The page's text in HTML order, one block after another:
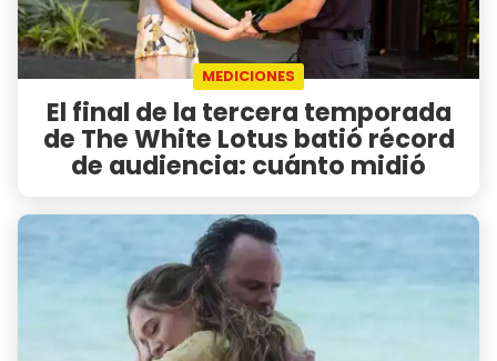
MEDICIONES
El final de la tercera temporada
de The White Lotus batió récord
de audiencia: cuánto midió